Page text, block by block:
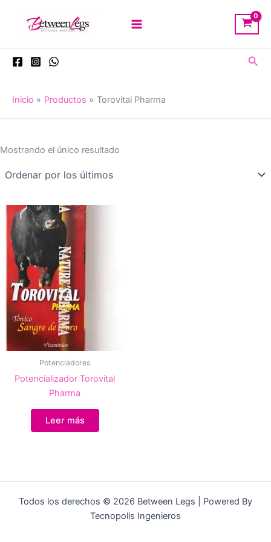
Inicio Productos Torovital Pharma
Mostrando el único resultado
Potenciadores
Potencializador Torovital
Pharma
Leer más
Todos los derechos © 2026 Between Legs | Powered By
Tecnopolis Ingenieros